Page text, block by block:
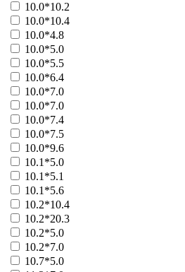
41110 - Кубок сезона
41111 - Суперкубок
41112 - Золотой мяч
Больше
Столичный лотерейный дом
41051 - лотерея Твой дом
Больше
ТПК ЗАО
41061 - Игра по-крупному
Больше
Федерация тенниса СНГ
21065 - Экспресс-спорт
Больше
Феникс ЦЛА
41033 - Лотошка+
41124 - Дубль
41082 - Три семерки блиц
Больше
фонд Знание
10.0*10.2
10.0*10.4
10.0*4.8
10.0*5.0
10.0*5.5
10.0*6.4
10.0*7.0
10.0*7.0
10.0*7.4
10.0*7.5
10.0*9.6
10.1*5.0
10.1*5.1
10.1*5.6
10.2*10.4
10.2*20.3
10.2*5.0
10.2*7.0
10.7*5.0